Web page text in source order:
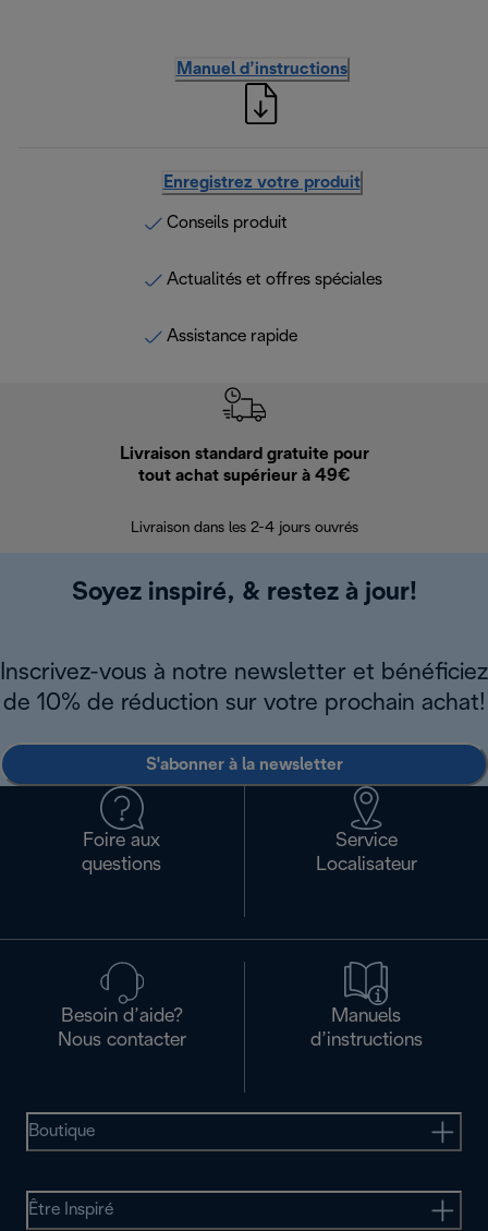
Manuel d’instructions
Enregistrez votre produit
Conseils produit
Actualités et offres spéciales
Assistance rapide
Livraison standard gratuite pour
tout achat supérieur à 49€
Livraison dans les 2-4 jours ouvrés
Soyez inspiré, & restez à jour!
Inscrivez-vous à notre newsletter et bénéficiez
de 10% de réduction sur votre prochain achat!
S'abonner à la newsletter
Foire aux
questions
Service
Localisateur
Besoin d’aide?
Nous contacter
Manuels
d’instructions
Boutique
Être Inspiré